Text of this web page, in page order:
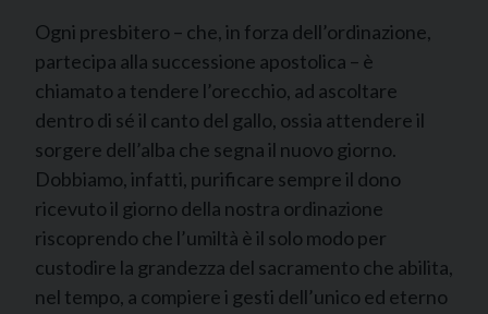
Ogni presbitero – che, in forza dell’ordinazione,
partecipa alla successione apostolica – è
chiamato a tendere l’orecchio, ad ascoltare
dentro di sé il canto del gallo, ossia attendere il
sorgere dell’alba che segna il nuovo giorno.
Dobbiamo, infatti, purificare sempre il dono
ricevuto il giorno della nostra ordinazione
riscoprendo che l’umiltà è il solo modo per
custodire la grandezza del sacramento che abilita,
nel tempo, a compiere i gesti dell’unico ed eterno